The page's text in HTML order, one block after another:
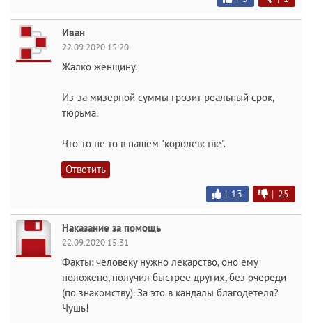
Иван
22.09.2020 15:20
Жалко женщину.
Из-за мизерной суммы грозит реальный срок,
тюрьма.
Что-то не то в нашем "королевстве".
Ответить
| 13 | 25
Наказание за помощь
22.09.2020 15:31
Факты: человеку нужно лекарство, оно ему
положено, получил быстрее других, без очереди
(по знакомству). За это в кандалы благодетеля?
Чушь!